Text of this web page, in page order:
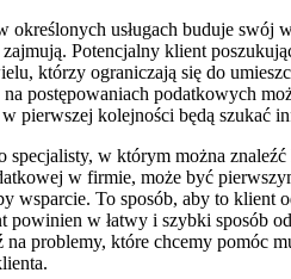
usługach buduje swój
Potencjalny klient
którzy ograniczają się do
postępowaniach podatkowych
pierwszej kolejności będą szukać
w którym można
w firmie, może być
wsparcie. To sposób, aby to klient
w łatwy i szybki sposób
problemy, które chcemy pomóc